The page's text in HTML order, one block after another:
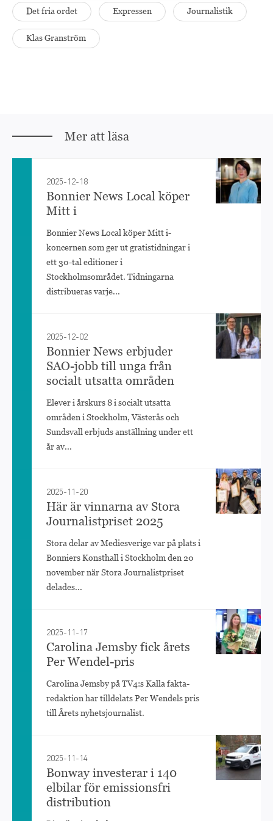
Det fria ordet Expressen Journalistik
Klas Granström
Mer att läsa
2025-12-18
Bonnier News Local köper
Mitt i
Bonnier News Local köper Mitt i-
koncernen som ger ut gratistidningar i
ett 30-tal editioner i
Stockholmsområdet. Tidningarna
distribueras varje...
2025-12-02
Bonnier News erbjuder
SAO-jobb till unga från
socialt utsatta områden
Elever i årskurs 8 i socialt utsatta
områden i Stockholm, Västerås och
Sundsvall erbjuds anställning under ett
år av...
2025-11-20
Här är vinnarna av Stora
Journalistpriset 2025
Stora delar av Mediesverige var på plats i
Bonniers Konsthall i Stockholm den 20
november när Stora Journalistpriset
delades...
2025-11-17
Carolina Jemsby fick årets
Per Wendel-pris
Carolina Jemsby på TV4:s Kalla fakta-
redaktion har tilldelats Per Wendels pris
till Årets nyhetsjournalist.
2025-11-14
Bonway investerar i 140
elbilar för emissionsfri
distribution